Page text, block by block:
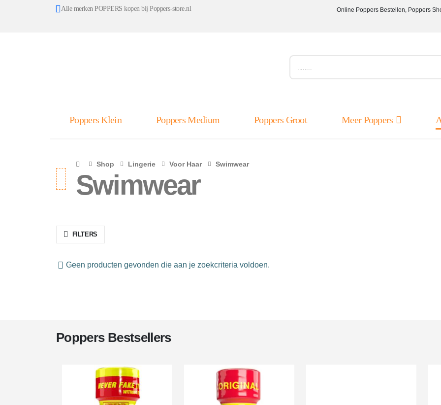
Alle merken POPPERS kopen bij Poppers-store.nl Online Poppers Bestellen, Poppers
Poppers Klein Poppers Medium Poppers Groot Meer Poppers
Shop Lingerie Voor Haar Swimwear
Swimwear
FILTERS
Geen producten gevonden die aan je zoekcriteria voldoen.
Poppers Bestsellers